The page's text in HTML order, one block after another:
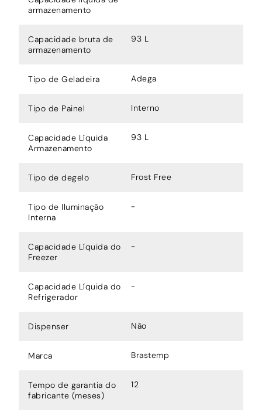
armazenamento
Capacidade bruta de
armazenamento
93 L
Tipo de Geladeira Adega
Tipo de Painel Interno
Capacidade Líquida
Armazenamento
93 L
Tipo de degelo Frost Free
Tipo de Iluminação
Interna
-
Capacidade Líquida do
Freezer
-
Capacidade Líquida do
Refrigerador
-
Dispenser Não
Marca Brastemp
Tempo de garantia do
fabricante (meses)
12